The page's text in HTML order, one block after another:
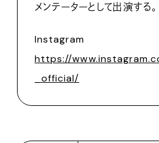
メンテーターとして出演する。
Instagram
https://
_official/